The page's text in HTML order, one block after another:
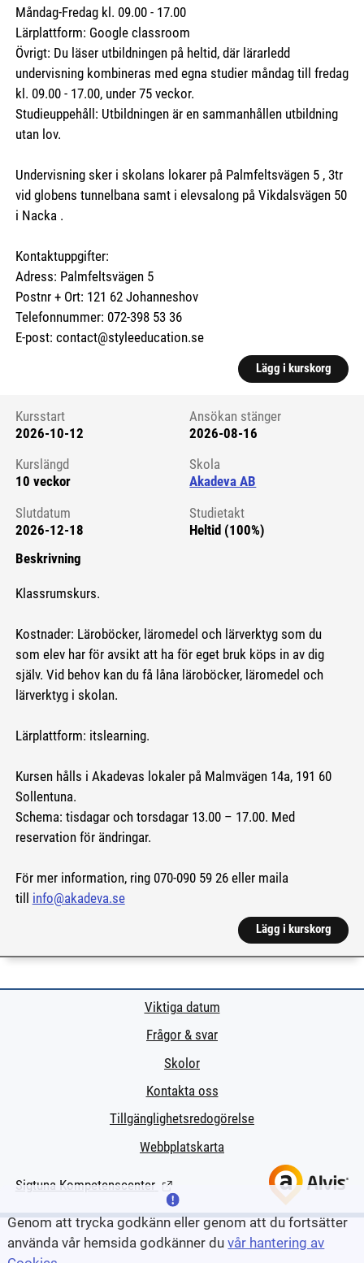
Måndag-Fredag kl. 09.00 - 17.00
Lärplattform: Google classroom
Övrigt: Du läser utbildningen på heltid, där lärarledd
undervisning kombineras med egna studier måndag till fredag
kl. 09.00 - 17.00, under 75 veckor.
Studieuppehåll: Utbildningen är en sammanhållen utbildning
utan lov.
Undervisning sker i skolans lokarer på Palmfeltsvägen 5 , 3tr
vid globens tunnelbana samt i elevsalong på Vikdalsvägen 50
i Nacka .
Kontaktuppgifter:
Adress: Palmfeltsvägen 5
Postnr + Ort: 121 62 Johanneshov
Telefonnummer: 072-398 53 36
E-post: contact@styleeducation.se
Lägg i kurskorg
Kursstart 6255790
Kursstart
2026-10-12
Ansökan stänger
2026-08-16
Kurslängd
10 veckor
Skola
Akadeva AB
Slutdatum
2026-12-18
Studietakt
Heltid (100%)
Beskrivning
Klassrumskurs.
Kostnader: Läroböcker, läromedel och lärverktyg som du
som elev har för avsikt att ha för eget bruk köps in av dig
själv. Vid behov kan du få låna läroböcker, läromedel och
lärverktyg i skolan.
Lärplattform: itslearning.
Kursen hålls i Akadevas lokaler på Malmvägen 14a, 191 60
Sollentuna.
Schema: tisdagar och torsdagar 13.00 – 17.00. Med
reservation för ändringar.
För mer information, ring 070-090 59 26 eller maila
till info@akadeva.se
Lägg i kurskorg
Viktiga datum
Frågor & svar
Skolor
Kontakta oss
Tillgänglighetsredogörelse
Webbplatskarta
Sigtuna Kompetenscenter (Länk till extern sida.)
Genom att trycka godkänn eller genom att du fortsätter
använda vår hemsida godkänner duvår hantering av